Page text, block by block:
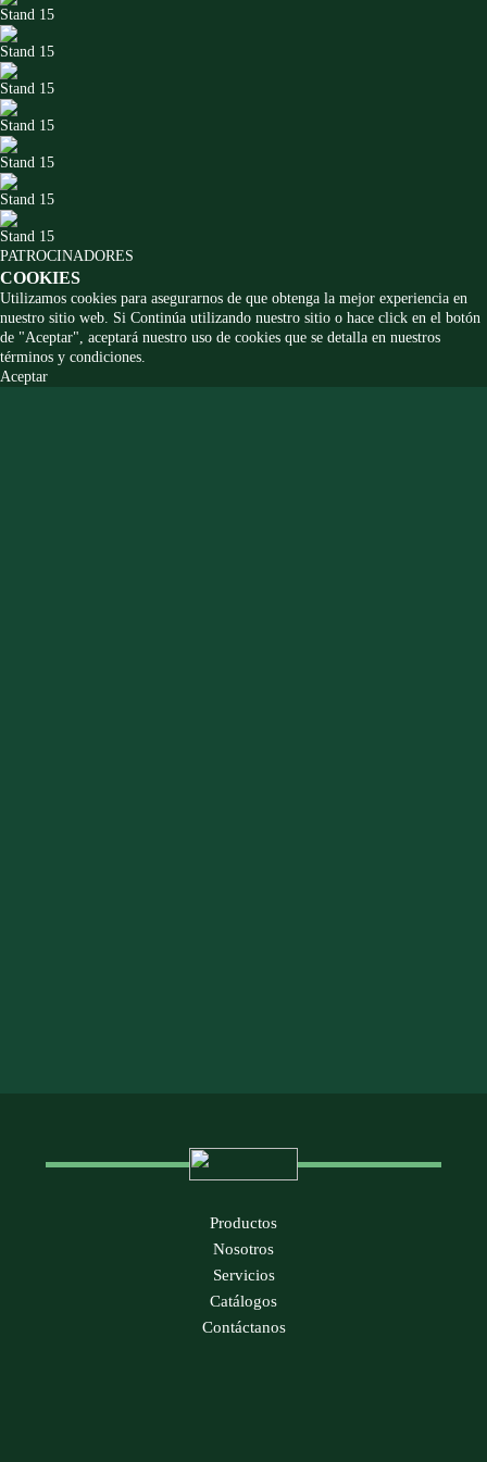
Stand 15
Stand 15
Stand 15
Stand 15
Stand 15
Stand 15
Stand 15
PATROCINADORES
COOKIES
Utilizamos cookies para asegurarnos de que obtenga la mejor experiencia en
nuestro sitio web. Si Continúa utilizando nuestro sitio o hace click en el botón
de "Aceptar", aceptará nuestro uso de cookies que se detalla en nuestros
términos y condiciones.
Aceptar
Productos
Nosotros
Servicios
Catálogos
Contáctanos